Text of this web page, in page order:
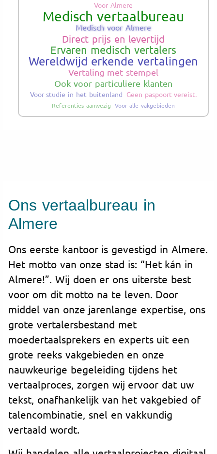
Voor Almere
Medisch vertaalbureau
Medisch voor Almere
Direct prijs en levertijd
Ervaren medisch vertalers
Wereldwijd erkende vertalingen
Vertaling met stempel
Ook voor particuliere klanten
Voor studie in het buitenland Geen paspoort vereist.
Referenties aanwezig Voor alle vakgebieden
Ons vertaalbureau in
Almere
Ons eerste kantoor is gevestigd in Almere.
Het motto van onze stad is: “Het kán in
Almere!”. Wij doen er ons uiterste best
voor om dit motto na te leven. Door
middel van onze jarenlange expertise, ons
grote vertalersbestand met
moedertaalsprekers en experts uit een
grote reeks vakgebieden en onze
nauwkeurige begeleiding tijdens het
vertaalproces, zorgen wij ervoor dat uw
tekst, onafhankelijk van het vakgebied of
talencombinatie, snel en vakkundig
vertaald wordt.